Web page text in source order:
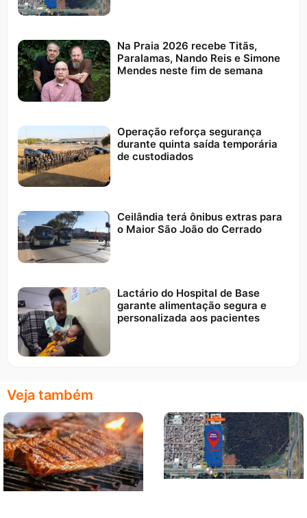
Na Praia 2026 recebe Titãs,
Paralamas, Nando Reis e Simone
Mendes neste fim de semana
Operação reforça segurança
durante quinta saída temporária
de custodiados
Ceilândia terá ônibus extras para
o Maior São João do Cerrado
Lactário do Hospital de Base
garante alimentação segura e
personalizada aos pacientes
Veja também